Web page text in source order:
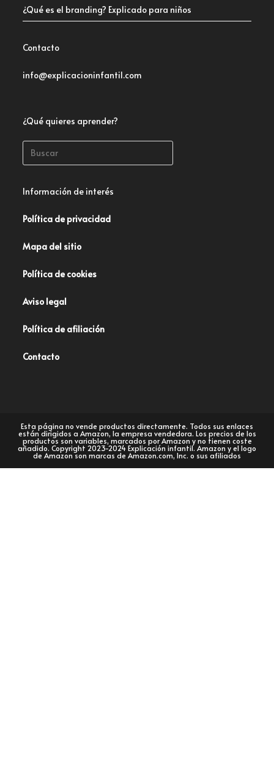
¿Qué es el branding? Explicado para niños
Contacto
info@explicacioninfantil.com
¿Qué quieres aprender?
Información de interés
Política de privacidad
Mapa del sitio
Política de cookies
Aviso legal
Política de afiliación
Contacto
Esta página no vende productos directamente. Todos sus enlaces
están dirigidos a Amazon, la empresa vendedora. Los precios de los
productos son variables, marcados por Amazon y no tienen coste
añadido. Copyright 2023-2024 Explicación infantil. Amazon y el logo
de Amazon son marcas de Amazon.com, Inc. o sus afiliados